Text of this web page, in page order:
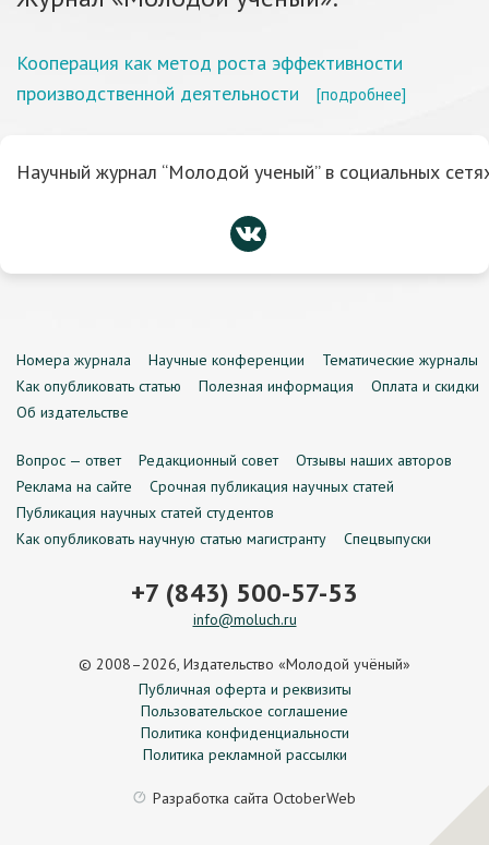
Кооперация как метод роста эффективности
производственной деятельности
[подробнее]
Научный журнал “Молодой ученый” в социальных
Номера журнала Научные конференции
Тематические журналы
Как опубликовать статью
Полезная информация
Оплата и скидки
Об издательстве
Вопрос — ответ Редакционный совет
Отзывы наших авторов
Реклама на сайте
Срочная публикация научных статей
Публикация научных статей студентов
Как опубликовать научную статью магистранту
Спецвыпуски
+7 (843) 500-57-53
info@moluch.ru
© 2008–2026, Издательство «Молодой учёный»
Публичная оферта и реквизиты
Пользовательское соглашение
Политика конфиденциальности
Политика рекламной рассылки
Разработка сайта OctoberWeb